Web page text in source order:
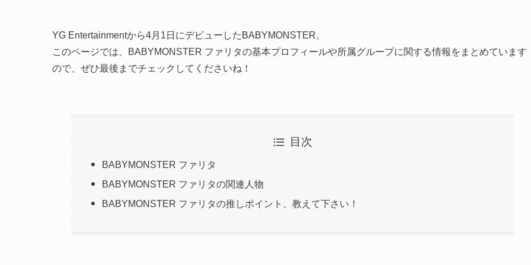
YG Entertainmentから4月1日にデビューしたBABYMONSTER。
このページでは、BABYMONSTER ファリタの基本プロフィールや所属グループに関する情報をまとめています
ので、ぜひ最後までチェックしてくださいね！
目次
BABYMONSTER ファリタ
BABYMONSTER ファリタの関連人物
BABYMONSTER ファリタの推しポイント、教えて下さい！